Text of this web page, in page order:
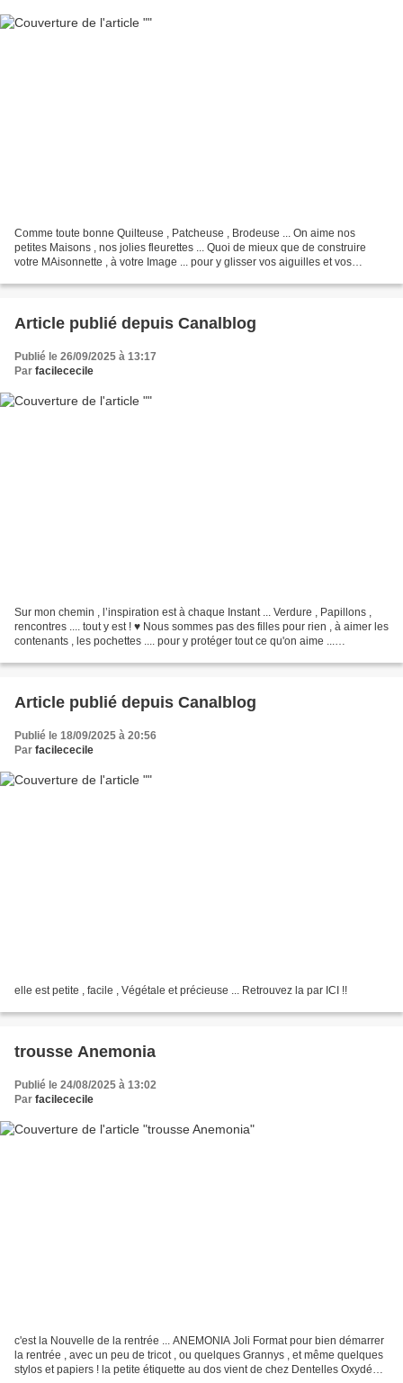
Comme toute bonne Quilteuse , Patcheuse , Brodeuse ... On aime nos
petites Maisons , nos jolies fleurettes ... Quoi de mieux que de construire
votre MAisonnette , à votre Image ... pour y glisser vos aiguilles et vos
Article publié depuis Canalblog
Publié le 26/09/2025 à 13:17
Par facilececile
Sur mon chemin , l’inspiration est à chaque Instant ... Verdure , Papillons ,
rencontres .... tout y est ! ♥ Nous sommes pas des filles pour rien , à aimer les
contenants , les pochettes .... pour y protéger tout ce qu'on aime ...
Article publié depuis Canalblog
Publié le 18/09/2025 à 20:56
Par facilececile
elle est petite , facile , Végétale et précieuse ... Retrouvez la par ICI !!
trousse Anemonia
Publié le 24/08/2025 à 13:02
Par facilececile
c'est la Nouvelle de la rentrée ... ANEMONIA Joli Format pour bien démarrer
la rentrée , avec un peu de tricot , ou quelques Grannys , et même quelques
stylos et papiers ! la petite étiquette au dos vient de chez Dentelles Oxydées